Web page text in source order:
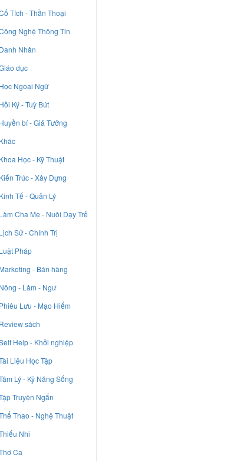
Tích - Thần Thoại
Nghệ Thông Tin
Danh Nhân
dục
Học Ngoại Ngữ
Hồi Ký - Tuỳ Bút
Huyền bí - Giả Tưởng
Khác
Khoa Học - Kỹ Thuật
Kiến Trúc - Xây Dựng
Kinh Tế - Quản Lý
Làm Cha Mẹ - Nuôi Dạy Trẻ
Lịch Sử - Chính Trị
Luật Pháp
Marketing - Bán hàng
Nông - Lâm - Ngư
Phiêu Lưu - Mạo Hiểm
Review sách
Help - Khởi nghiệp
Liệu Học Tập
Lý - Kỹ Năng Sống
Truyện Ngắn
Thao - Nghệ Thuật
Nhi
Ca